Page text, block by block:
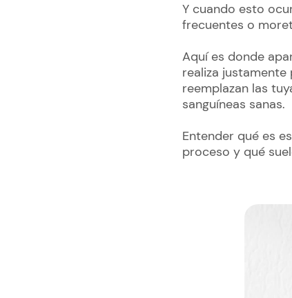
Y cuando esto
frecuentes o
Aquí es donde
realiza
reemplazan las
sanguíneas sanas.
Entender qué es
proceso y qué